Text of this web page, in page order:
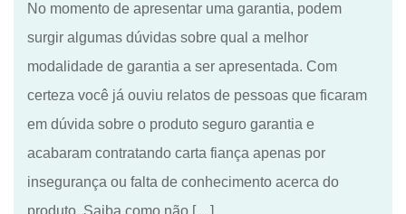
No momento de apresentar uma garantia, podem
surgir algumas dúvidas sobre qual a melhor
modalidade de garantia a ser apresentada. Com
certeza você já ouviu relatos de pessoas que ficaram
em dúvida sobre o produto seguro garantia e
acabaram contratando carta fiança apenas por
insegurança ou falta de conhecimento acerca do